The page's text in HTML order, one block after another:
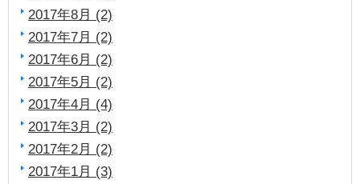
2017年8月 (2)
2017年7月 (2)
2017年6月 (2)
2017年5月 (2)
2017年4月 (4)
2017年3月 (2)
2017年2月 (2)
2017年1月 (3)